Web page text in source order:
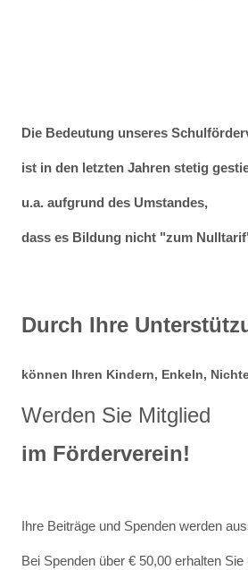
Die Bedeutung unseres
ist in den letzten Jahren stetig
u.a. aufgrund des Umstandes,
dass es Bildung nicht "zum
Durch Ihre
können Ihren Kindern, Enkeln,
Werden Sie Mitglied
im Förderverein!
Ihre Beiträge und Spenden werden
Bei Spenden über € 50,00 erhalten